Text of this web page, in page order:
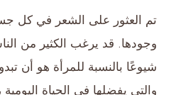
تم العثور على الشعر في كل
وجودها. قد يرغب الكثير من
شيوعًا بالنسبة للمرأة هو أن
والتي يفضلها في الحياة